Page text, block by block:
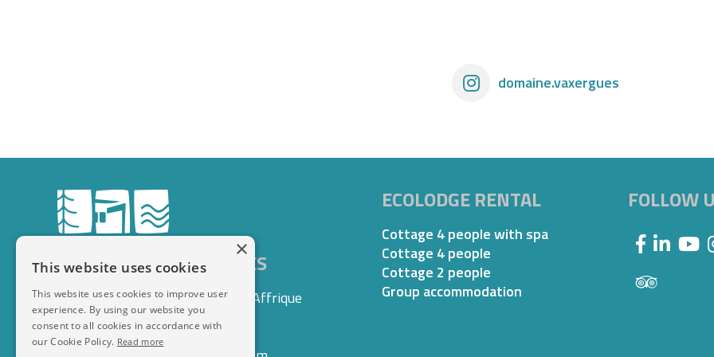
domaine.vaxergues
DOMAINE LE VAXERGUES
1 rue des Lauriers, 12400 Saint-Affrique
FRANCE
06 76 75 06 77
ECOLODGE RENTAL
Cottage 4 people with spa
Cottage 4 people
Cottage 2 people
Group accommodation
FOLLOW
×
This website uses cookies
This website uses cookies to improve user
experience. By using our website you
consent to all cookies in accordance with
our Cookie Policy. Read more